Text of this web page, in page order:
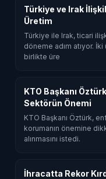
Türkiye ve Irak
Üretim
Türkiye ile Irak, ticari
döneme adım atıyor.
birlikte üre
KTO Başkanı
Sektörün Önemi
KTO Başkanı Öztürk,
korumanın önemine
alınmasını istedi.
İhracatta Rekor